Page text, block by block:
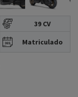
39 CV
Matriculado